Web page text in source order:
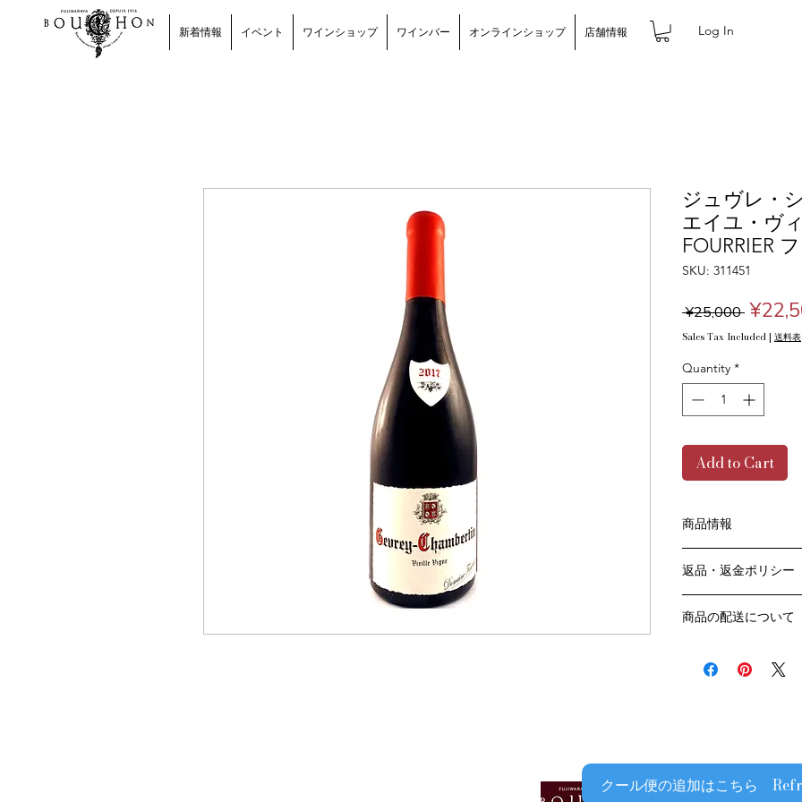
新着情報 イベント ワインショップ ワインバー オンラインショップ 店舗情報 Log In
ジュヴレ・
エイユ・ヴ
FOURRIER
SKU: 311451
¥25,000
Price
Sales Tax Included | 送料表
Quantity *
Add to Cart
商品情報
原産国：フランス、
生産者：ドメーヌ・
アルコール度数：13％
輸入元：豊通食料㈱
返品・返金ポリシー
販売業者および配送
ご利用ガイドペー
だき
商品の配送について
商品の送料・配送方
ます
￥20,000ごとに1個
クール便の追加はこちら